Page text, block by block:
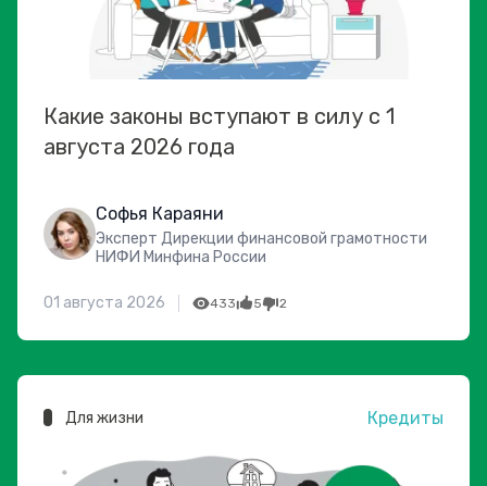
Какие законы вступают в силу с 1
августа 2026 года
Софья Караяни
Эксперт Дирекции финансовой грамотности
НИФИ Минфина России
01 августа 2026 433 5 2
Для жизни Кредиты